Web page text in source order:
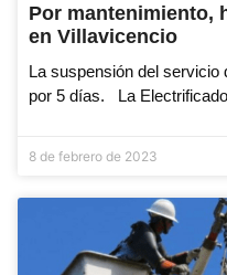
Por mantenimiento,
en Villavicencio
La suspensión del servicio
por 5 días. La
8 de febrero de 2023